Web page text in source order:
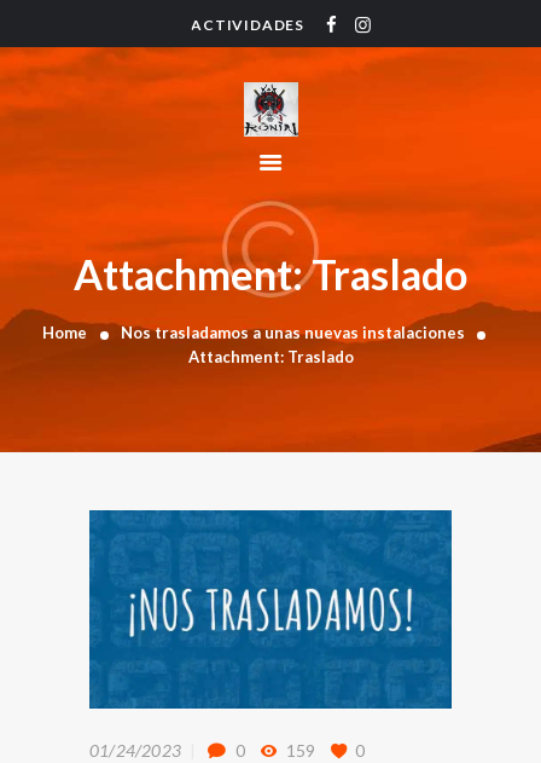
ACTIVIDADES
Attachment: Traslado
Home
Nos trasladamos a unas nuevas instalaciones
Attachment: Traslado
HOME
ACTIVIDADES
INSTRUCTORES
CONTACTO
BLOG
01/24/2023 0 159 0